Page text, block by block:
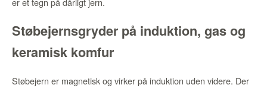
Støbejernsgryder på induktion, gas og
keramisk komfur
Støbejern er magnetisk og virker på induktion uden videre. Der